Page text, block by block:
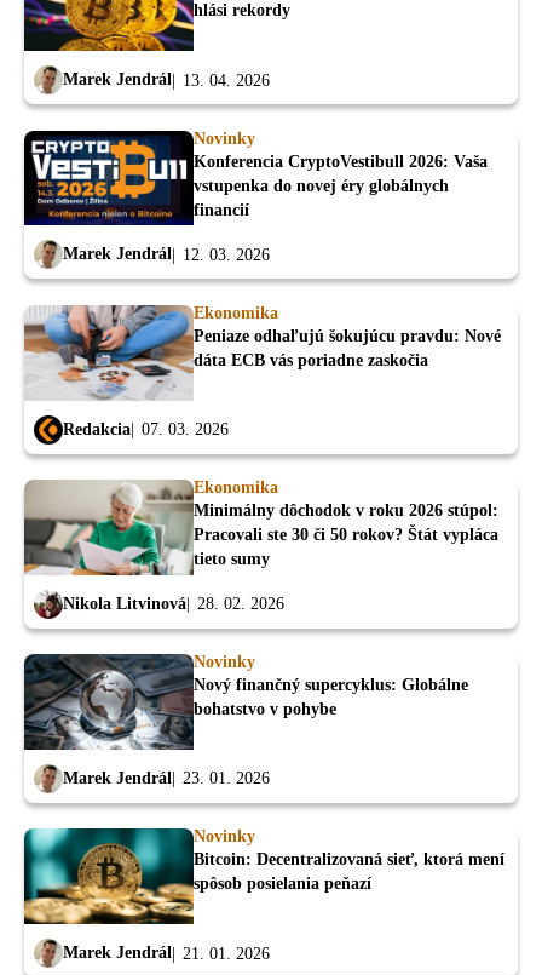
hlási rekordy
Marek Jendrál 13. 04. 2026
Novinky
Konferencia CryptoVestibull 2026: Vaša
vstupenka do novej éry globálnych
financií
Marek Jendrál 12. 03. 2026
Ekonomika
Peniaze odhaľujú šokujúcu pravdu: Nové
dáta ECB vás poriadne zaskočia
Redakcia 07. 03. 2026
Ekonomika
Minimálny dôchodok v roku 2026 stúpol:
Pracovali ste 30 či 50 rokov? Štát vypláca
tieto sumy
Nikola Litvinová 28. 02. 2026
Novinky
Nový finančný supercyklus: Globálne
bohatstvo v pohybe
Marek Jendrál 23. 01. 2026
Novinky
Bitcoin: Decentralizovaná sieť, ktorá mení
spôsob posielania peňazí
Marek Jendrál 21. 01. 2026